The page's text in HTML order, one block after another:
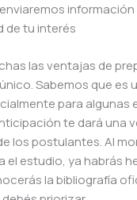
de tu interés
las ventajas de
Sabemos que es
para algunas
te dará una
los postulantes. Al
el estudio, ya habrás
la bibliografía